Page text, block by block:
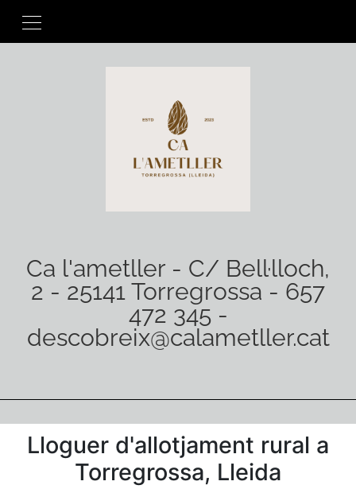
Ca l'ametller - C/ Bell·lloch,
2 - 25141 Torregrossa - 657
472 345 -
descobreix@calametller.cat
Lloguer d'allotjament rural a
Torregrossa, Lleida